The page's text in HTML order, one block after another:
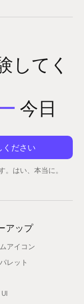
してく
今日
ください
。はい、本当に。
アップ
アイコン
レット